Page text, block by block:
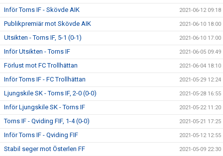
Inför Torns IF - Skövde AIK 2021-06-12 09:18
Publikpremiär mot Skövde AIK 2021-06-10 18:00
Utsikten - Torns IF, 5-1 (0-1) 2021-06-10 17:00
Inför Utsikten - Torns IF 2021-06-05 09:49
Förlust mot FC Trollhättan 2021-06-04 18:10
Inför Torns IF - FC Trollhättan 2021-05-29 12:24
Ljungskile SK - Torns IF, 2-0 (0-0) 2021-05-28 16:55
Inför Ljungskile SK - Torns IF 2021-05-22 11:20
Torns IF - Qviding FIF, 1-4 (0-0) 2021-05-21 17:25
Inför Torns IF - Qviding FIF 2021-05-12 12:55
Stabil seger mot Österlen FF 2021-05-09 22:30